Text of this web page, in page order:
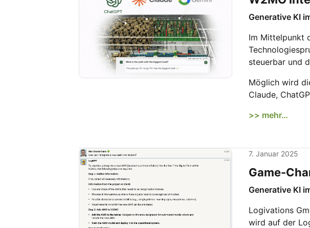
Generative KI
Im Mittelpunkt
steuerbar und
Möglich wird
Claude,
>> mehr…
7. Januar 2025
Game-
Generative KI
Logivations
wird auf der